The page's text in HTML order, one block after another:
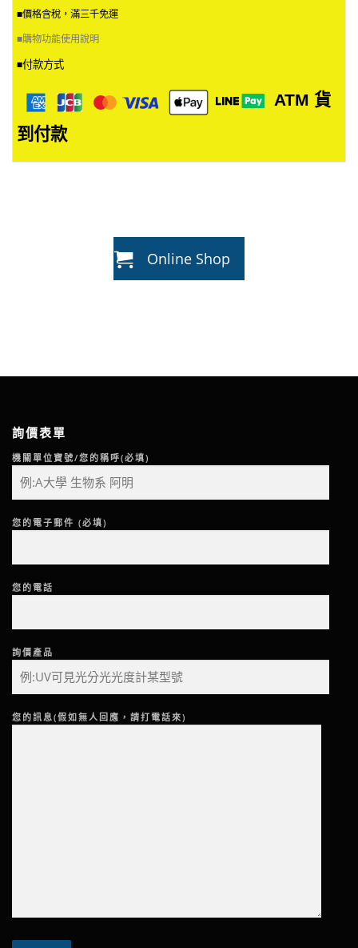
■價格含稅，滿三千免運
■購物功能使用說明
■付款方式
ATM 貨
到付款
Online Shop
詢價表單
機關單位寶號/您的稱呼(必填)
您的電子郵件 (必填)
您的電話
詢價產品
您的訊息(假如無人回應，請打電話來)